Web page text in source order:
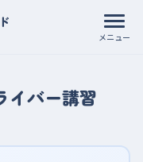
メニュー
イバー講習